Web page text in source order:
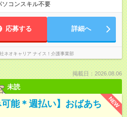
ソコンスキル不要
応募する 詳細へ
ネオキャリア ナイス！介護事業部
掲載日：2026.08.06
未読
NEW
可能＊週払い】おばあち